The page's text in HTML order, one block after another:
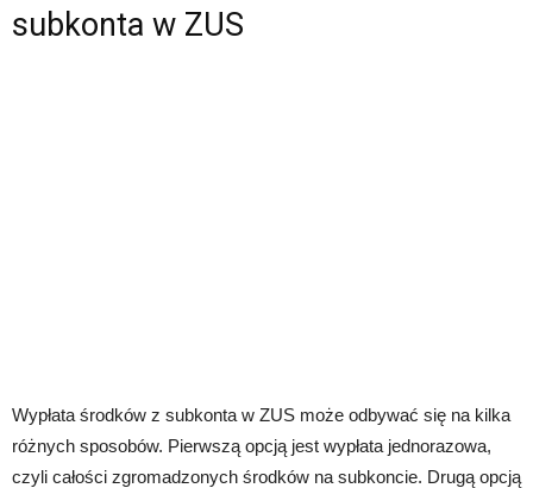
subkonta w ZUS
Wypłata środków z subkonta w ZUS może odbywać się na kilka
różnych sposobów. Pierwszą opcją jest wypłata jednorazowa,
czyli całości zgromadzonych środków na subkoncie. Drugą opcją